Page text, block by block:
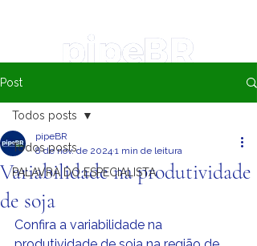
Post
Todos posts
PALAVRA DO ESPECIALISTA
Todos posts
Variabilidade na produtividade
de soja
pipeBR
8 de nov. de 2024 1 min de leitura
Confira a variabilidade na